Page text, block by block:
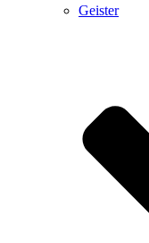
Geister